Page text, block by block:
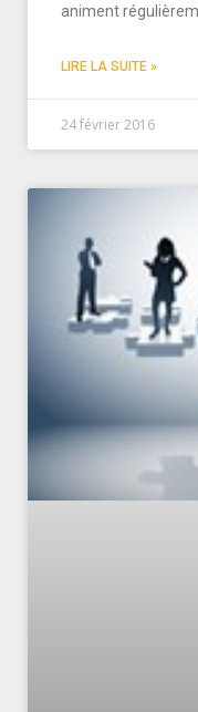
animent
LIRE LA SUITE »
24 février 2016